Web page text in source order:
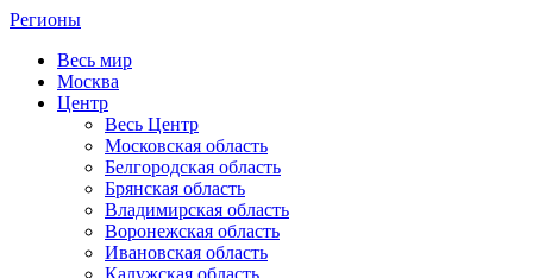
Регионы
Весь мир
Москва
Центр
Весь Центр
Московская область
Белгородская область
Брянская область
Владимирская область
Воронежская область
Ивановская область
Калужская область